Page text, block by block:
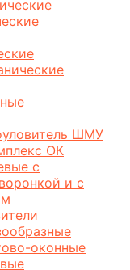
ШМУ
ОК
с
и с
оконные